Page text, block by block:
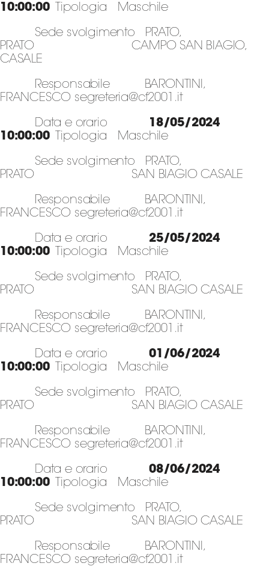
10:00:00Tipologia Maschile
Sede svolgimento PRATO,
PRATO CAMPO SAN BIAGIO,
CASALE
Responsabile BARONTINI,
FRANCESCO segreteria@cf2001.it
Data e orario 18/05/2024
10:00:00Tipologia Maschile
Sede svolgimento PRATO,
PRATO SAN BIAGIO CASALE
Responsabile BARONTINI,
FRANCESCO segreteria@cf2001.it
Data e orario 25/05/2024
10:00:00Tipologia Maschile
Sede svolgimento PRATO,
PRATO SAN BIAGIO CASALE
Responsabile BARONTINI,
FRANCESCO segreteria@cf2001.it
Data e orario 01/06/2024
10:00:00Tipologia Maschile
Sede svolgimento PRATO,
PRATO SAN BIAGIO CASALE
Responsabile BARONTINI,
FRANCESCO segreteria@cf2001.it
Data e orario 08/06/2024
10:00:00Tipologia Maschile
Sede svolgimento PRATO,
PRATO SAN BIAGIO CASALE
Responsabile BARONTINI,
FRANCESCO segreteria@cf2001.it